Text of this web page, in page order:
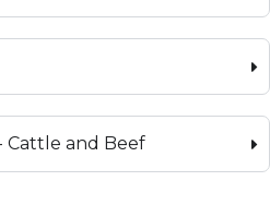
Cattle and Beef